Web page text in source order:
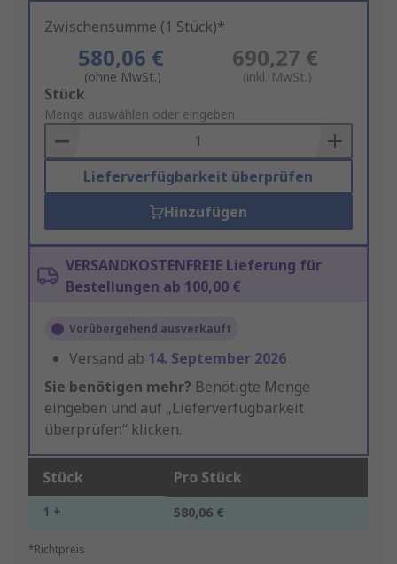
Zwischensumme (1 Stück)*
580,06 €
(ohne MwSt.)
690,27 €
(inkl. MwSt.)
Add
to
Basket
Stück
Menge auswählen oder eingeben
Lieferverfügbarkeit überprüfen
Hinzufügen
VERSANDKOSTENFREIE Lieferung für
Bestellungen ab 100,00 €
Vorübergehend ausverkauft
Versand ab 14. September 2026
Sie benötigen mehr? Benötigte Menge
eingeben und auf „Lieferverfügbarkeit
überprüfen“ klicken.
Stück Pro Stück
1 + 580,06 €
*Richtpreis